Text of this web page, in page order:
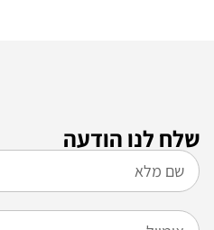
שלח לנו הודעה